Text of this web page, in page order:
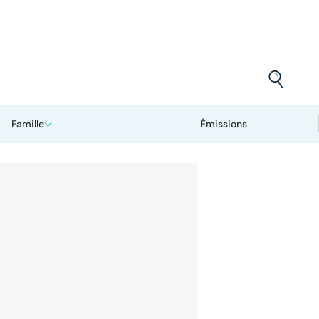
Famille Émissions